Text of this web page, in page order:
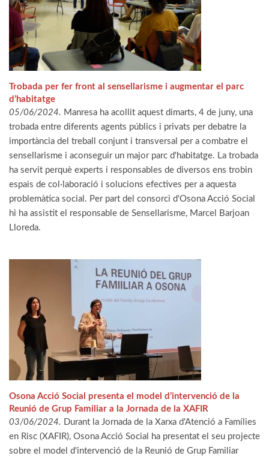
Trobada per fer front al sensellarisme i augmentar el parc
d’habitatge
05/06/2024. Manresa ha acollit aquest dimarts, 4 de juny, una
trobada entre diferents agents públics i privats per debatre la
importància del treball conjunt i transversal per a combatre el
sensellarisme i aconseguir un major parc d'habitatge. La trobada
ha servit perquè experts i responsables de diversos ens trobin
espais de col·laboració i solucions efectives per a aquesta
problemàtica social. Per part del consorci d'Osona Acció Social
hi ha assistit el responsable de Sensellarisme, Marcel Barjoan
Lloreda.
Osona Acció Social presenta el model d’intervenció de la
Reunió de Grup Familiar a la Jornada de la XAFIR
03/06/2024. Durant la Jornada de la Xarxa d'Atenció a Famílies
en Risc (XAFIR), Osona Acció Social ha presentat el seu projecte
sobre el model d'intervenció de la Reunió de Grup Familiar